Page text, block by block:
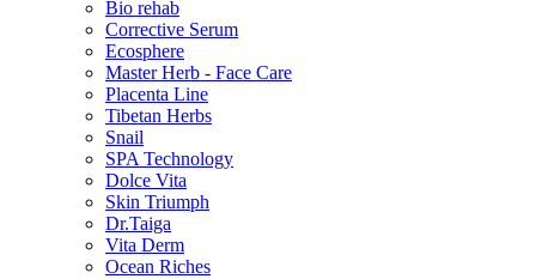
Bio rehab
Corrective Serum
Ecosphere
Master Herb - Face Care
Placenta Line
Tibetan Herbs
Snail
SPA Technology
Dolce Vita
Skin Triumph
Dr.Taiga
Vita Derm
Ocean Riches